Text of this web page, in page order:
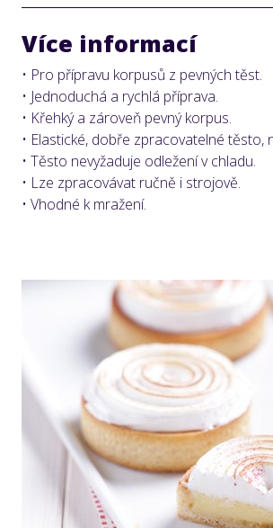
Více informací
• Pro přípravu korpusů z pevných těst.
• Jednoduchá a rychlá příprava.
• Křehký a zároveň pevný korpus.
• Elastické, dobře zpracovatelné těsto,
• Těsto nevyžaduje odležení v chladu.
• Lze zpracovávat ručně i strojově.
• Vhodné k mražení.